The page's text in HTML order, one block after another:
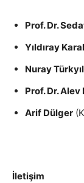
Prof. Dr.
Yıldıray
Nuray
Prof. Dr.
Arif Dülger
İletişim